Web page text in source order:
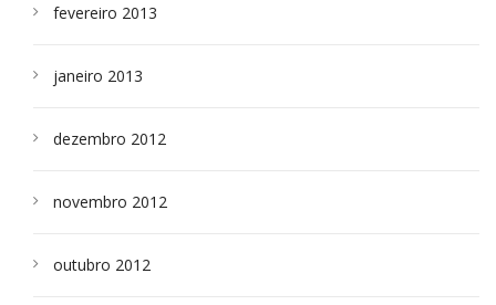
fevereiro 2013
janeiro 2013
dezembro 2012
novembro 2012
outubro 2012